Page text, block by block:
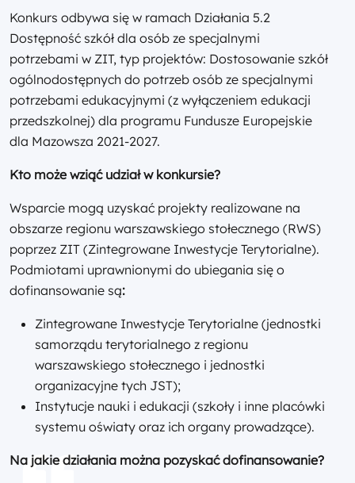
Konkurs odbywa się w ramach Działania 5.2
Dostępność szkół dla osób ze specjalnymi
potrzebami w ZIT, typ projektów: Dostosowanie szkół
ogólnodostępnych do potrzeb osób ze specjalnymi
potrzebami edukacyjnymi (z wyłączeniem edukacji
przedszkolnej) dla programu Fundusze Europejskie
dla Mazowsza 2021-2027.
Kto może wziąć udział w konkursie?
Wsparcie mogą uzyskać projekty realizowane na
obszarze regionu warszawskiego stołecznego (RWS)
poprzez ZIT (Zintegrowane Inwestycje Terytorialne).
Podmiotami uprawnionymi do ubiegania się o
dofinansowanie są:
Zintegrowane Inwestycje Terytorialne (jednostki
samorządu terytorialnego z regionu
warszawskiego stołecznego i jednostki
organizacyjne tych JST);
Instytucje nauki i edukacji (szkoły i inne placówki
systemu oświaty oraz ich organy prowadzące).
Na jakie działania można pozyskać dofinansowanie?